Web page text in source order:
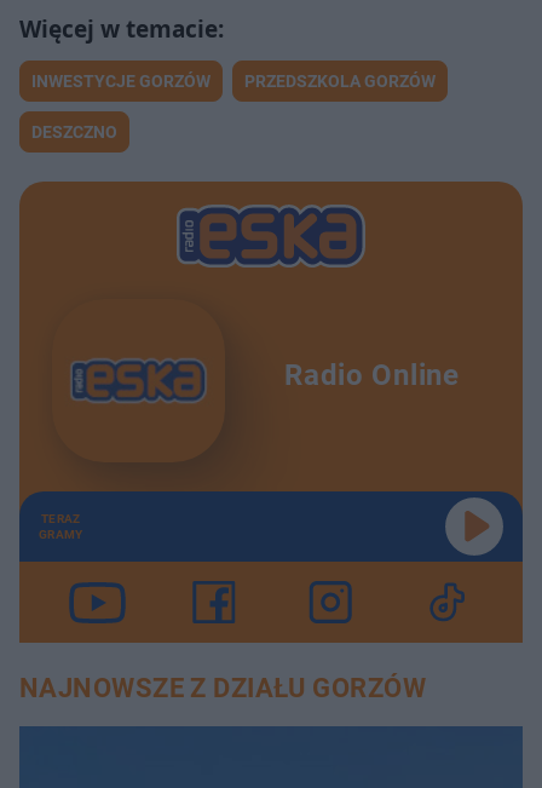
INWESTYCJE GORZÓW PRZEDSZKOLA GORZÓW
DESZCZNO
Radio Online
TERAZ
GRAMY
NAJNOWSZE Z DZIAŁU GORZÓW